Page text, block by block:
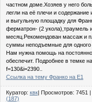
частном доме.Хозяев у него
легли на её плечи и
и выгульную площадку для
ферматрон- (2 укола),траумель
месяц.Рекомендован массаж и
суммы неподъемные для одного
Нам нужна помощь на
обеспечит. Подробнее в темке
f=130&i=2390..
Ссылка на тему Франко на Е1
Куратор: квк| Просмотров: 7451 |
(187)